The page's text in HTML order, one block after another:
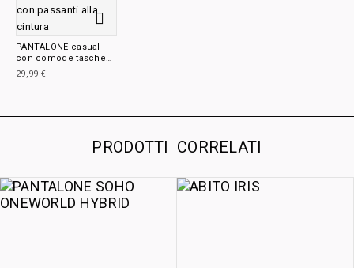
PANTALONE casual
con comode tasche
laterali e chiusura a
bottoni con passanti
29,99 €
PRODOTTI CORRELATI